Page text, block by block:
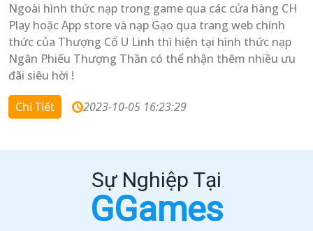
Ngoài hình thức nạp trong game qua các cửa hàng CH
Play hoặc App store và nạp Gạo qua trang web chính
thức của Thượng Cổ U Linh thì hiện tại hình thức nạp
Ngân Phiếu Thượng Thần có thể nhận thêm nhiều ưu
đãi siêu hời !
Chi Tiết 2023-10-05 16:23:29
Sự Nghiệp Tại
GGames